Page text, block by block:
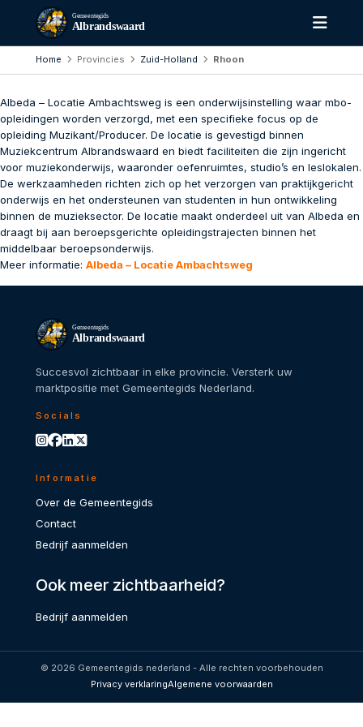
Gemeentegids
Albrandswaard
Home Provincies Zuid-Holland Rhoon
Albeda – Locatie Ambachtsweg is een onderwijsinstelling waar mbo-
opleidingen worden verzorgd, met een specifieke focus op de
opleiding Muzikant/Producer. De locatie is gevestigd binnen
Muziekcentrum Albrandswaard en biedt faciliteiten die zijn ingericht
voor muziekonderwijs, waaronder oefenruimtes, studio’s en leslokalen.
De werkzaamheden richten zich op het verzorgen van praktijkgericht
onderwijs en het ondersteunen van studenten in hun ontwikkeling
binnen de muzieksector. De locatie maakt onderdeel uit van Albeda en
draagt bij aan beroepsgerichte opleidingstrajecten binnen het
middelbaar beroepsonderwijs.
Meer informatie: Albeda – Locatie Ambachtsweg
Gemeentegids
Albrandswaard
Succesvol zichtbaar in elke provincie. Versterk uw
marktpositie met Gemeentegids Nederland.
Socials
Informatie
Over de Gemeentegids
Contact
Bedrijf aanmelden
Ook meer zichtbaarheid?
Bedrijf aanmelden
© 2026 Gemeentegids nederland - Alle rechten voorbehouden
Privacy verklaringAlgemene voorwaarden